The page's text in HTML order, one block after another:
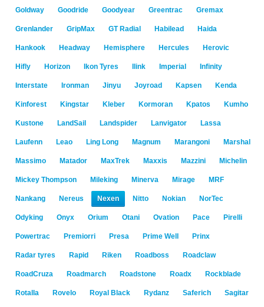
Goldway Goodride Goodyear Greentrac Gremax
Grenlander GripMax GT Radial Habilead Haida
Hankook Headway Hemisphere Hercules Herovic
Hifly Horizon Ikon Tyres Ilink Imperial Infinity
Interstate Ironman Jinyu Joyroad Kapsen Kenda
Kinforest Kingstar Kleber Kormoran Kpatos Kumho
Kustone LandSail Landspider Lanvigator Lassa
Laufenn Leao Ling Long Magnum Marangoni Marshal
Massimo Matador MaxTrek Maxxis Mazzini Michelin
Mickey Thompson Mileking Minerva Mirage MRF
Nankang Nereus Nexen Nitto Nokian NorTec
Odyking Onyx Orium Otani Ovation Pace Pirelli
Powertrac Premiorri Presa Prime Well Prinx
Radar tyres Rapid Riken Roadboss Roadclaw
RoadCruza Roadmarch Roadstone Roadx Rockblade
Rotalla Rovelo Royal Black Rydanz Saferich Sagitar